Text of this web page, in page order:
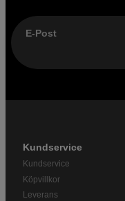
E-Post
Kundservice
Kundservice
Köpvillkor
Leverans